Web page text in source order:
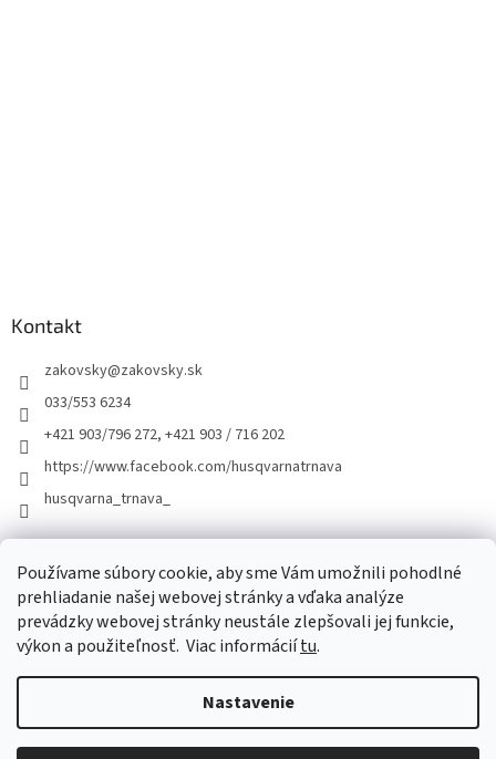
Používame súbory cookie, aby sme Vám umožnili pohodlné
prehliadanie našej webovej stránky a vďaka analýze
prevádzky webovej stránky neustále zlepšovali jej funkcie,
výkon a použiteľnosť. Viac informáciítu.
Nastavenie
Kontakt
zakovsky@zakovsky.sk
033/553 6234
+421 903/796 272, +421 903 / 716 202
https://www.facebook.com/husqvarnatrnava
husqvarna_trnava_
Facebook
Vytvoril Shoptet